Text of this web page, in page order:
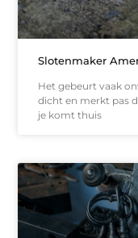
Slotenmaker
Het gebeurt vaak
dicht en merkt pas
je komt thuis